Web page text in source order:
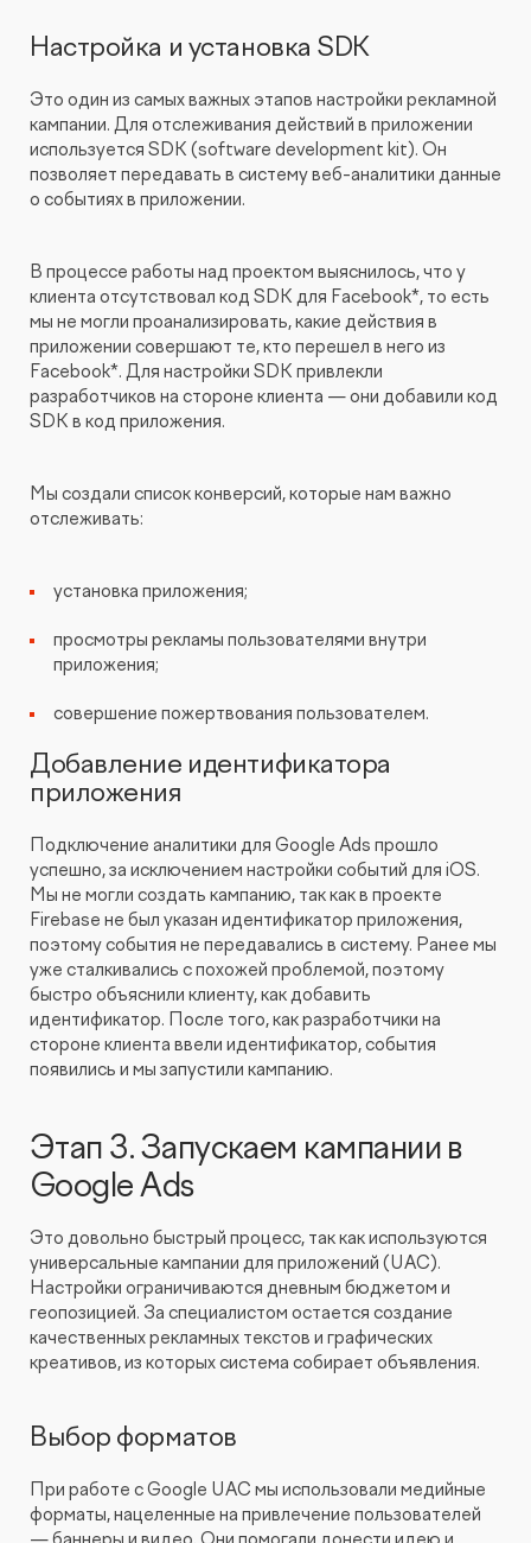
Настройка и установка SDK
Это один из самых важных этапов настройки рекламной
кампании. Для отслеживания действий в приложении
используется SDK (software development kit). Он
позволяет передавать в систему веб-аналитики данные
о событиях в приложении.
В процессе работы над проектом выяснилось, что у
клиента отсутствовал код SDK для Facebook*, то есть
мы не могли проанализировать, какие действия в
приложении совершают те, кто перешел в него из
Facebook*. Для настройки SDK привлекли
разработчиков на стороне клиента — они добавили код
SDK в код приложения.
Мы создали список конверсий, которые нам важно
отслеживать:
установка приложения;
просмотры рекламы пользователями внутри
приложения;
совершение пожертвования пользователем.
Добавление идентификатора
приложения
Подключение аналитики для Google Ads прошло
успешно, за исключением настройки событий для iOS.
Мы не могли создать кампанию, так как в проекте
Firebase не был указан идентификатор приложения,
поэтому события не передавались в систему. Ранее мы
уже сталкивались с похожей проблемой, поэтому
быстро объяснили клиенту, как добавить
идентификатор. После того, как разработчики на
стороне клиента ввели идентификатор, события
появились и мы запустили кампанию.
Этап 3. Запускаем кампании в
Google Ads
Это довольно быстрый процесс, так как используются
универсальные кампании для приложений (UAC).
Настройки ограничиваются дневным бюджетом и
геопозицией. За специалистом остается создание
качественных рекламных текстов и графических
креативов, из которых система собирает объявления.
Выбор форматов
При работе с Google UAC мы использовали медийные
форматы, нацеленные на привлечение пользователей